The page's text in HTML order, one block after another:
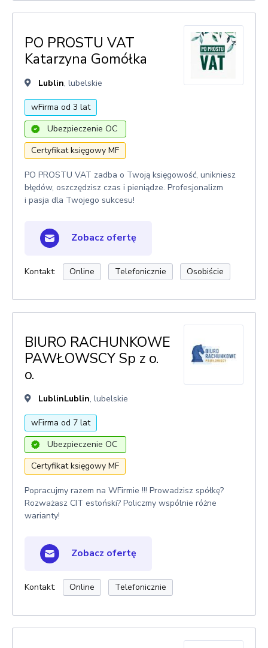
PO PROSTU VAT
Katarzyna Gomółka
Lublin, lubelskie
wFirma od 3 lat
Ubezpieczenie OC
Certyfikat księgowy MF
PO PROSTU VAT zadba o Twoją księgowość, unikniesz
błędów, oszczędzisz czas i pieniądze. Profesjonalizm
i pasja dla Twojego sukcesu!
Zobacz ofertę
Kontakt: Online Telefonicznie Osobiście
BIURO RACHUNKOWE
PAWŁOWSCY Sp z o.
o.
LublinLublin, lubelskie
wFirma od 7 lat
Ubezpieczenie OC
Certyfikat księgowy MF
Popracujmy razem na WFirmie !!! Prowadzisz spółkę?
Rozważasz CIT estoński? Policzmy wspólnie różne
warianty!
Zobacz ofertę
Kontakt: Online Telefonicznie